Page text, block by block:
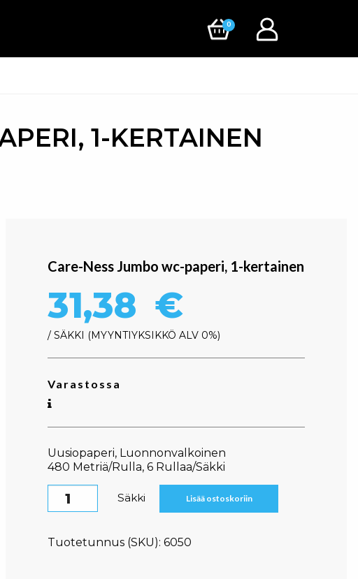
0
1-KERTAINEN
Care-Ness Jumbo wc-paperi, 1-kertainen
31,38 €
/ SÄKKI MYYNTIYKSIKKÖ ALV 0%
Varastossa
Uusiopaperi, Luonnonvalkoinen
480 Metriä/Rulla, 6 Rullaa/Säkki
Care-Ness Jumbo wc-paperi, 1-kertainen määrä
Säkki Lisää ostoskoriin
Tuotetunnus (SKU): 6050